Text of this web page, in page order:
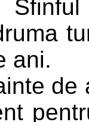
ani.